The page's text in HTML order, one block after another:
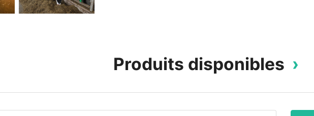
Produits disponibles